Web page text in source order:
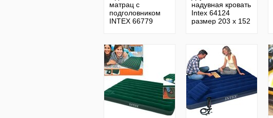
матрац с
подголовником
INTEX 66779
Насос 220V
надувная кровать
Intex 64124
размер 203 х 152